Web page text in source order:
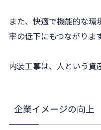
また、快適で機能的な
率の低下にもつながります
内装工事は、人という資
企業イメージの向上